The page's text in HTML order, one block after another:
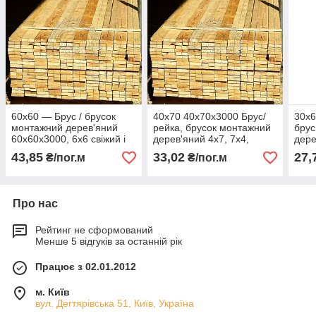
60х60 — Брус / брусок
монтажний дерев'яний
60х60х3000, 6х6 свіжий і
рівний
43,85 ₴/пог.м
40х70 40х70х3000 Брус/
рейка, брусок монтажний
дерев'яний 4х7, 7х4,
70х40 свіжий із колоди
33,02₴/пог.м
Про нас
Рейтинг не сформований
Менше 5 відгуків за останній рік
Працює з 02.01.2012
м. Київ
вул. Дегтярівська 51, Київ, Україна